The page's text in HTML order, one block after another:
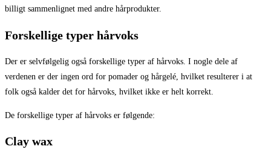
billigt sammenlignet med andre hårprodukter.
Forskellige typer hårvoks
Der er selvfølgelig også forskellige typer af hårvoks. I nogle dele af
verdenen er der ingen ord for pomader og hårgelé, hvilket resulterer i at
folk også kalder det for hårvoks, hvilket ikke er helt korrekt.
De forskellige typer af hårvoks er følgende:
Clay wax